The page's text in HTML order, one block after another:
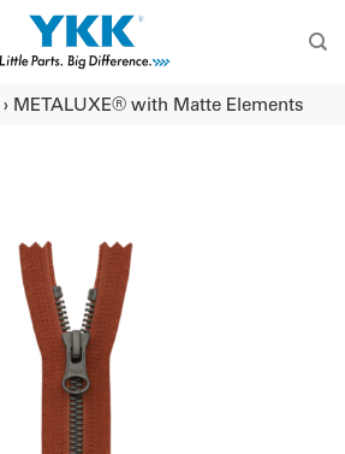
› METALUXE® with Matte Elements